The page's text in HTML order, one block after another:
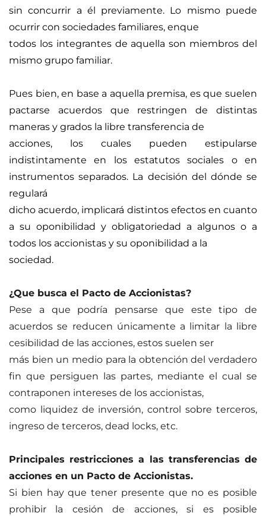
sin concurrir a él previamente. Lo mismo puede
ocurrir con sociedades familiares, enque
todos los integrantes de aquella son miembros del
mismo grupo familiar.
Pues bien, en base a aquella premisa, es que suelen
pactarse acuerdos que restringen de distintas
maneras y grados la libre transferencia de
acciones, los cuales pueden estipularse
indistintamente en los estatutos sociales o en
instrumentos separados. La decisión del dónde se
regulará
dicho acuerdo, implicará distintos efectos en cuanto
a su oponibilidad y obligatoriedad a algunos o a
todos los accionistas y su oponibilidad a la
sociedad.
¿Que busca el Pacto de Accionistas?
Pese a que podría pensarse que este tipo de
acuerdos se reducen únicamente a limitar la libre
cesibilidad de las acciones, estos suelen ser
más bien un medio para la obtención del verdadero
fin que persiguen las partes, mediante el cual se
contraponen intereses de los accionistas,
como liquidez de inversión, control sobre terceros,
ingreso de terceros, dead locks, etc.
Principales restricciones a las transferencias de
acciones en un Pacto de Accionistas.
Si bien hay que tener presente que no es posible
prohibir la cesión de acciones, si es posible